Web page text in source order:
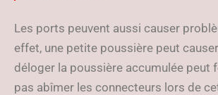
Les ports peuvent aussi causer
effet, une petite poussière peut
déloger la poussière accumulée
pas abîmer les connecteurs lors de